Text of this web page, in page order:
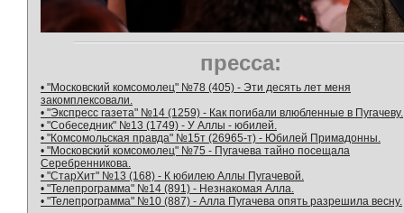
пресса:
• "Московский комсомолец" №78 (405) - Эти десять лет меня
закомплексовали.
• "Экспресс газета" №14 (1259) - Как погибали влюбленные в Пугачеву.
• "Собеседник" №13 (1749) - У Аллы - юбилей.
• "Комсомольская правда" №15т (26965-т) - Юбилей Примадонны.
• "Московский комсомолец" №75 - Пугачева тайно посещала
Серебренникова.
• "СтарХит" №13 (168) - К юбилею Аллы Пугачевой.
• "Телепрограмма" №14 (891) - Незнакомая Алла.
• "Телепрограмма" №10 (887) - Алла Пугачева опять разрешила весну.